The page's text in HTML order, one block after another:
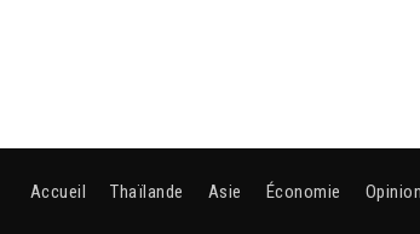
Accueil Thaïlande Asie Économie